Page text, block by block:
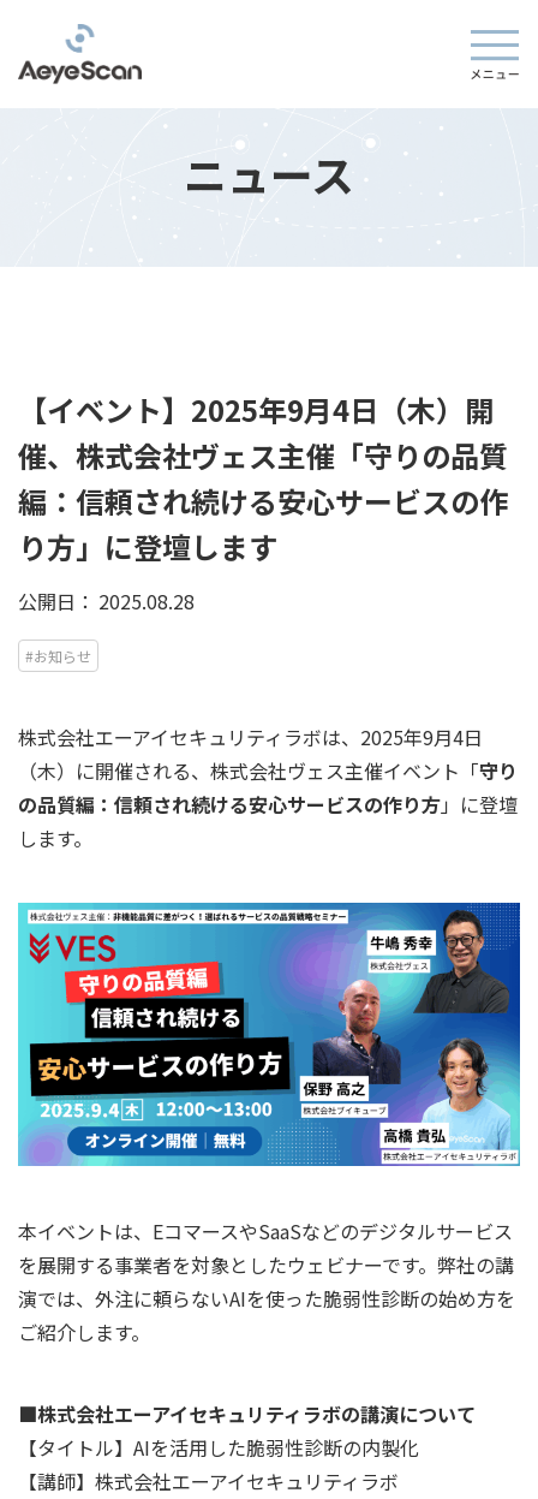
ニュース
【イベント】2025年9月4日（木）開
催、株式会社ヴェス主催「守りの品質
編：信頼され続ける安心サービスの作
り方」に登壇します
公開日： 2025.08.28
#お知らせ
株式会社エーアイセキュリティラボは、2025年9月4日
（木）に開催される、株式会社ヴェス主催イベント「守り
の品質編：信頼され続ける安心サービスの作り方」に登壇
します。
本イベントは、EコマースやSaaSなどのデジタルサービス
を展開する事業者を対象としたウェビナーです。弊社の講
演では、外注に頼らないAIを使った脆弱性診断の始め方を
ご紹介します。
■株式会社エーアイセキュリティラボの講演について
【タイトル】AIを活用した脆弱性診断の内製化
【講師】株式会社エーアイセキュリティラボ